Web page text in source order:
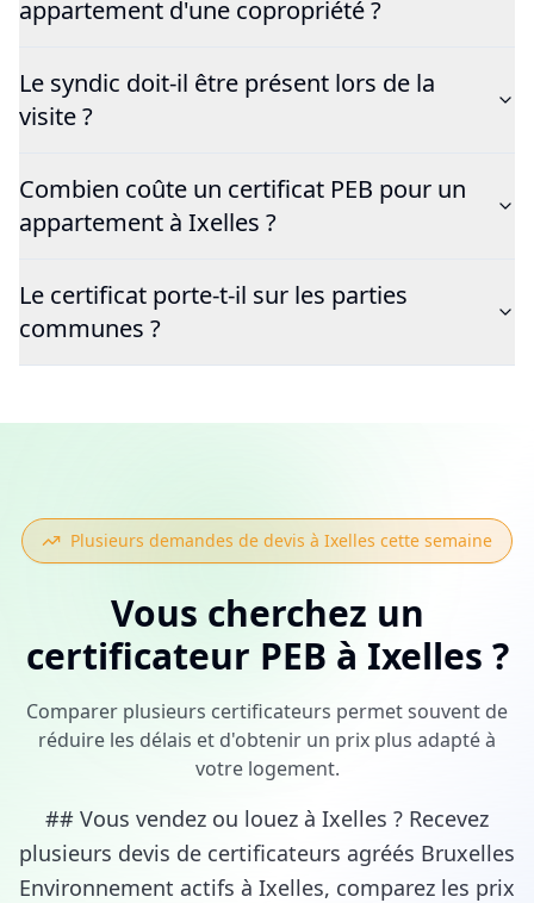
appartement d'une copropriété ?
Le syndic doit-il être présent lors de la
visite ?
Combien coûte un certificat PEB pour un
appartement à Ixelles ?
Le certificat porte-t-il sur les parties
communes ?
Plusieurs demandes de devis à Ixelles cette semaine
Vous cherchez un
certificateur PEB à Ixelles ?
Comparer plusieurs certificateurs permet souvent de
réduire les délais et d'obtenir un prix plus adapté à
votre logement.
## Vous vendez ou louez à Ixelles ? Recevez
plusieurs devis de certificateurs agréés Bruxelles
Environnement actifs à Ixelles, comparez les prix